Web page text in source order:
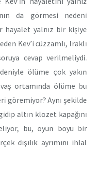
da görmesi nedeni
hayalet yalnız bir kişiye
Kev’i cüzzamlı, Iraklı
cevap verilmeliydi.
ölüme çok yakın
ortamında ölüme bu
göremiyor? Aynı şekilde
altın klozet kapağını
bu, oyun boyu bir
dışılık ayrımını ihlal